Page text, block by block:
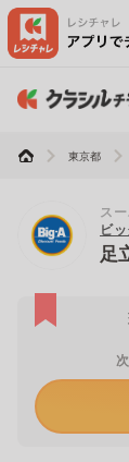
東京都
ス
ビ
足